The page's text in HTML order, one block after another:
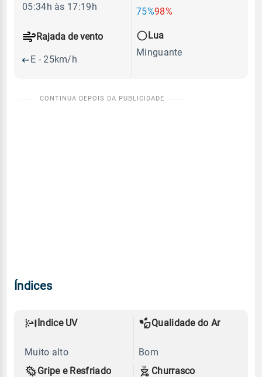
75%98%
Rajada de vento
E - 25km/h
05:34h às 17:19h
Lua
Minguante
Índices
Índice UV
Muito alto
Qualidade do Ar
Bom
Gripe e Resfriado
Churrasco